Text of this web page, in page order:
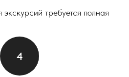
требуется полная